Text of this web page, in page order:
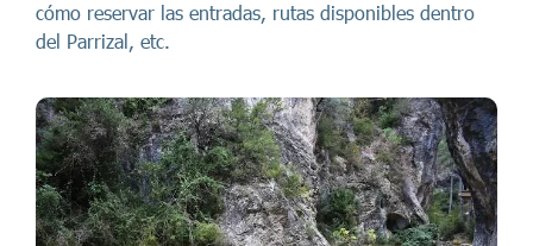
cómo reservar las entradas, rutas disponibles dentro
del Parrizal, etc.